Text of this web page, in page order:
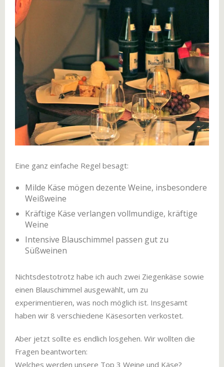
Eine ganz einfache Regel besagt:
Milde Käse mögen dezente Weine, insbesondere
Weißweine
Kräftige Käse verlangen vollmundige, kräftige
Weine
Intensive Blauschimmel passen gut zu
Süßweinen
Nichtsdestotrotz habe ich auch zwei Ziegenkäse sowie
einen Blauschimmel ausgewählt, um zu
experimentieren, was noch möglich ist. Insgesamt
haben wir 8 verschiedene Käsesorten verkostet.
Aber jetzt sollte es endlich losgehen. Wir wollten die
Fragen beantworten:
Welches werden unsere Top 3 Weine und Käse?